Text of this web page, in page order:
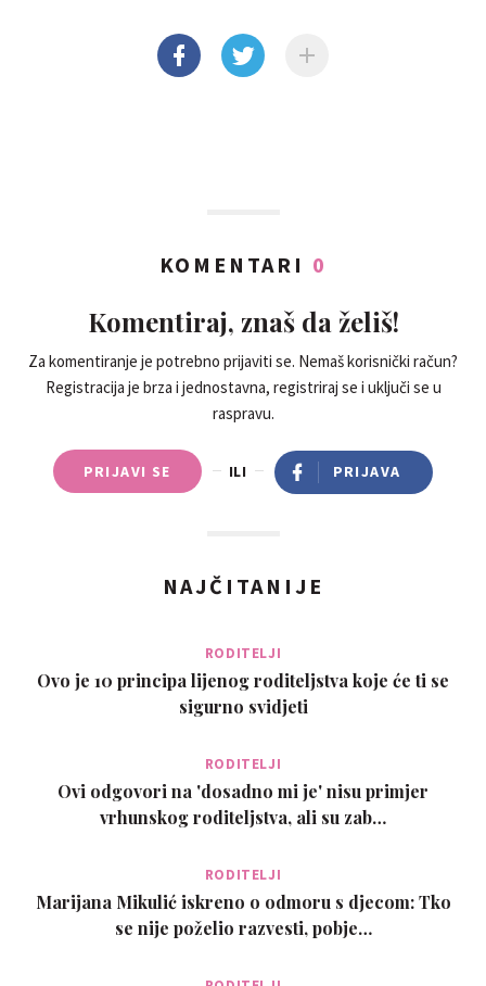
KOMENTARI 0
Komentiraj, znaš da želiš!
Za komentiranje je potrebno prijaviti se. Nemaš korisnički račun?
Registracija je brza i jednostavna, registriraj se i uključi se u
raspravu.
PRIJAVI SE ILI PRIJAVA
NAJČITANIJE
RODITELJI
Ovo je 10 principa lijenog roditeljstva koje će ti se
sigurno svidjeti
RODITELJI
Ovi odgovori na 'dosadno mi je' nisu primjer
vrhunskog roditeljstva, ali su zab…
RODITELJI
Marijana Mikulić iskreno o odmoru s djecom: Tko
se nije poželio razvesti, pobje…